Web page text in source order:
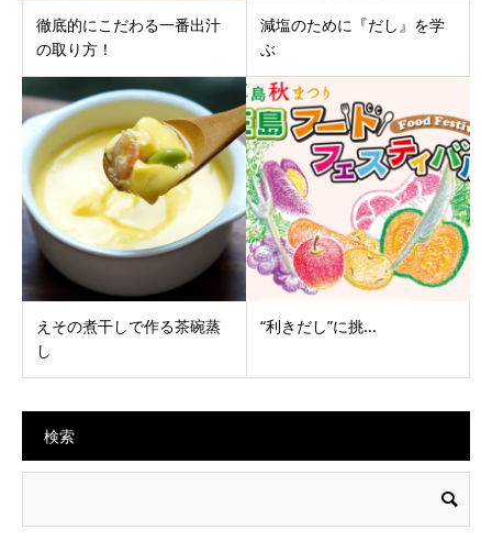
徹底的にこだわる一番出汁
の取り方！
減塩のために『だし』を学
ぶ
えその煮干しで作る茶碗蒸
し
“利きだし”に挑...
検索